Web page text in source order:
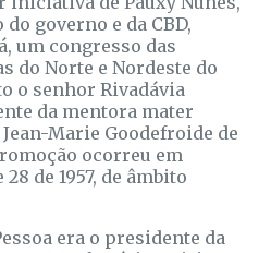
governo e da CBD,
um congresso das
do Norte e Nordeste do
o senhor Rivadávia
da mentora mater
Marie Goodefroide de
ocorreu em
de 1957, de âmbito
era o presidente da